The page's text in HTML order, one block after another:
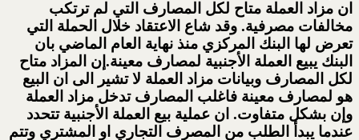
ان مزاد العملة متاح لكل المصارف التي لم ترتكب
مخالفات مصرفية. وقد شاع الاعتقاد خلال الحملة التي
تعرض لها البنك المركزي منذ نهاية العام الماضي بان
البنك يبيع العملة الأجنبية لمصارف معينة.إن المزاد متاح
لكل المصارف وبيانات مزاد العملة لا تشير الى ان البيع
هو لمصارف معينة فاغلب المصارف تدخل مزاد العملة
وإن بشكل متفاوت. ان عملية بيع العملة الأجنبية تتحدد
عندما يبدأ الطلب من المصرف التجاري او المشتري وتتم